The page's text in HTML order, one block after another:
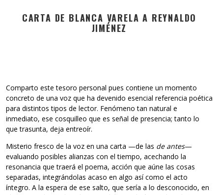
CARTA DE BLANCA VARELA A REYNALDO
JIMÉNEZ
Comparto este tesoro personal pues contiene un momento
concreto de una voz que ha devenido esencial referencia poética
para distintos tipos de lector. Fenómeno tan natural e
inmediato, ese cosquilleo que es señal de presencia; tanto lo
que trasunta, deja entreoír.
Misterio fresco de la voz en una carta —de las de antes—
evaluando posibles alianzas con el tiempo, acechando la
resonancia que traerá el poema, acción que aúne las cosas
separadas, integrándolas acaso en algo así como el acto
íntegro. A la espera de ese salto, que sería a lo desconocido, en